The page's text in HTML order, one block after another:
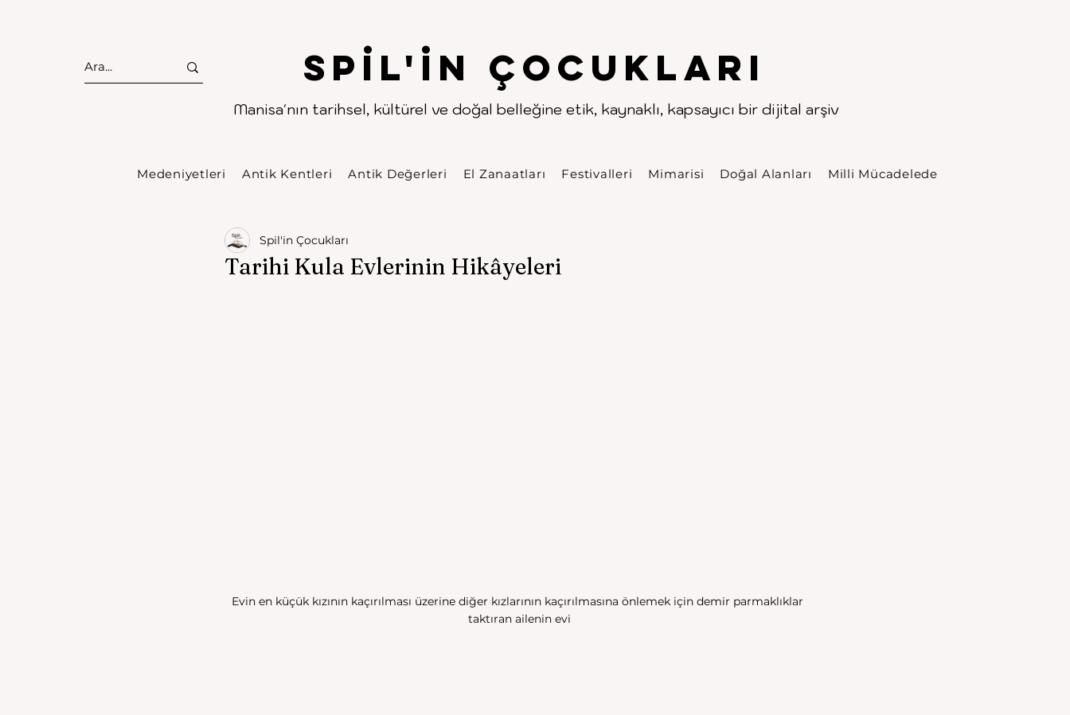
Spıl'in Çocukları
Manisa'nın tarihsel, kültürel ve doğal belleğine etik, kaynaklı, kapsayıcı bir dijital arşiv
. .
Medeniyetleri Antik Kentleri Antik Değerleri El Zanaatları Festivalleri Mimarisi Doğal Alanları Milli Mücadelede
Tarihi Kula Evlerinin Hikâyeleri
Spil'in Çocukları
Evin en küçük kızının kaçırılması üzerine diğer kızlarının kaçırılmasına önlemek için demir parmaklıklar
taktıran ailenin evi